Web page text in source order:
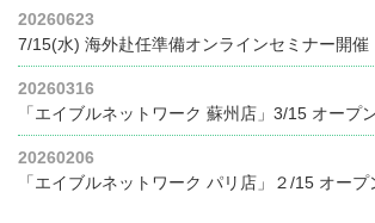
20260623
7/15(水) 海外赴任準備オンラインセミナー開催
20260316
「エイブルネットワーク 蘇州店」3/15 オープ
20260206
「エイブルネットワーク パリ店」２/15 オープ